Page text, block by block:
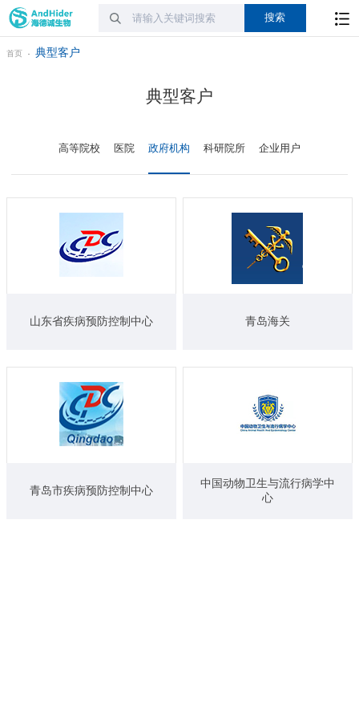
首页 典型客户
典型客户
高等院校 医院 政府机构 科研院所 企业用户
山东省疾病预防控制中心 青岛海关
青岛市疾病预防控制中心
中国动物卫生与流行病学中
心